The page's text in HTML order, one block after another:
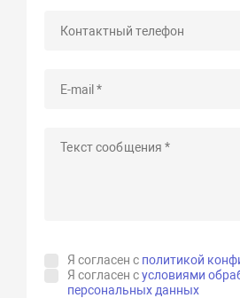
Я согласен с политикой
Я согласен сусловиями
персональных данных